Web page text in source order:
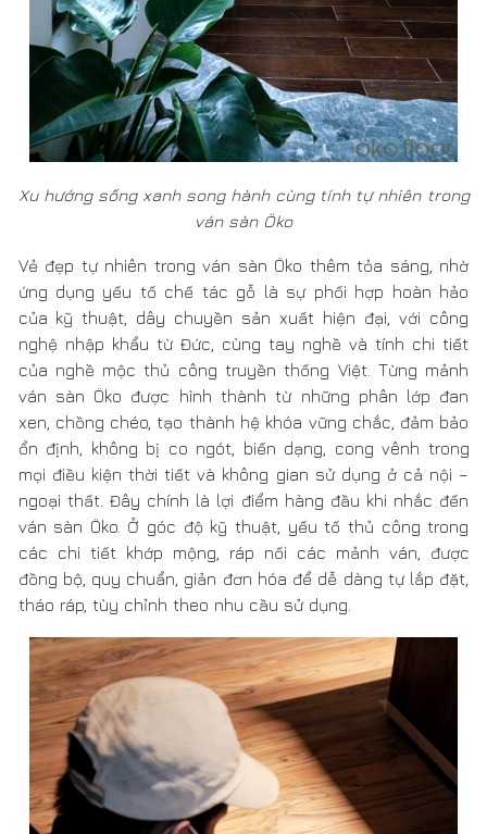
mọi điều kiện thời tiết và không gian sử dụng ở cả nội –
ngoại thất. Đây chính là lợi điểm hàng đầu khi nhắc đến
ván sàn Öko. Ở góc độ kỹ thuật, yếu tố thủ công trong
các chi tiết khớp mộng, ráp nối các mảnh ván, được
đồng bộ, quy chuẩn, giản đơn hóa để dễ dàng tự lắp đặt,
tháo ráp, tùy chỉnh theo nhu cầu sử dụng.
Ván sàn Öko là sự kết hợp tinh tế giữa yếu tố kỹ thuật,
công nghệ hiện đại và thủ công, truyền thống của nghề
mộc
Sàn gỗ Öko, không chỉ hiện hữu đầy đủ công năng của
một ván sàn thông thường, mà còn gửi gắm trong đó
một tình yêu với gỗ, với vẻ đẹp thiên nhiên mà người
sáng lập muốn thể hiện. Một kiến trúc xanh, một phong
cách sống chan hòa, với xu hướng ẩn vào thiên nhiên,
hẳn càng thêm tròn vẹn, hoàn hảo khi có sự hiện diện
của những đường nét, chi tiết, vẻ đẹp, hương thơm, cùng